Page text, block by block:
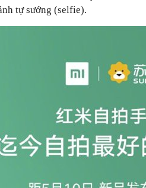
tự sướng (selfie).